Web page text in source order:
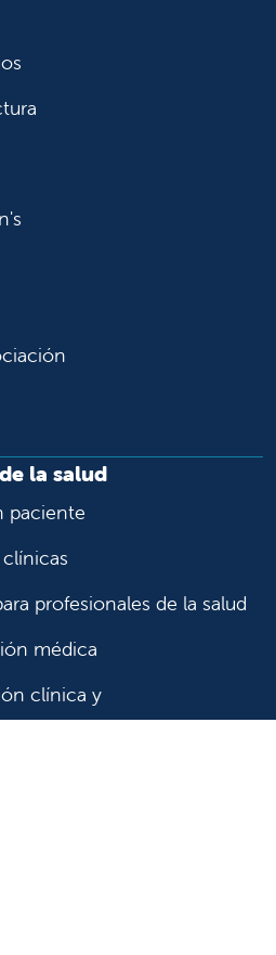
la salud
paciente
profesionales de la salud
médica
clínica y